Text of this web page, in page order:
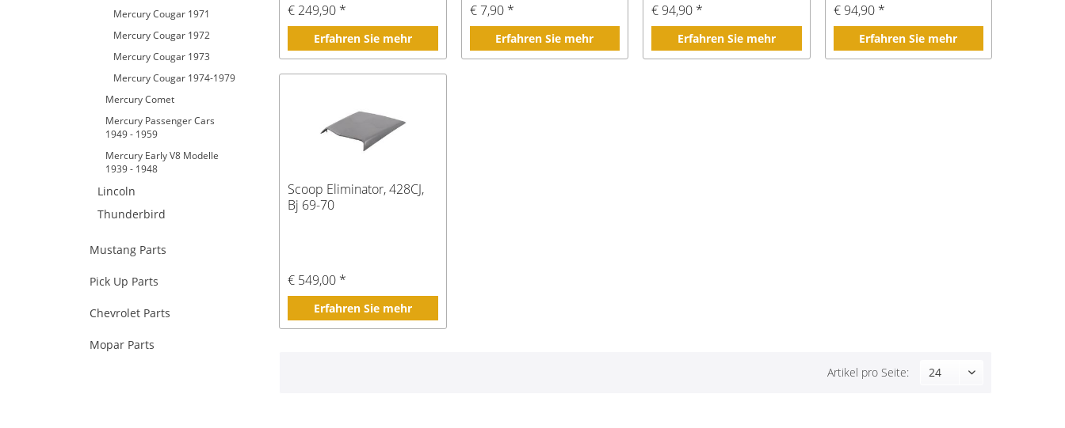
Mercury Cougar 1971
Mercury Cougar 1972
Mercury Cougar 1973
Mercury Cougar 1974-1979
Mercury Comet
Mercury Passenger Cars
1949 - 1959
Mercury Early V8 Modelle
1939 - 1948
Lincoln
Thunderbird
Mustang Parts
Pick Up Parts
Chevrolet Parts
Mopar Parts
€ 249,90 *
Erfahren Sie mehr
€ 7,90 *
Erfahren Sie mehr
€ 94,90 *
Erfahren Sie mehr
€ 94,90 *
Erfahren Sie mehr
Scoop Eliminator, 428CJ,
Bj 69-70
€ 549,00 *
Erfahren Sie mehr
Artikel pro Seite: